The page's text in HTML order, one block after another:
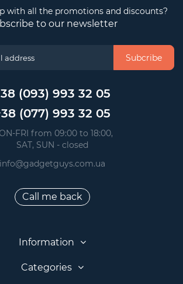
with all the promotions and discounts?
to our newsletter
Subcribe
(093) 993 32 05
(077) 993 32 05
FRI from 09:00 to 18:00,
SAT, SUN - closed
info@gadgetguys.com.ua
Call me back
Information
Categories